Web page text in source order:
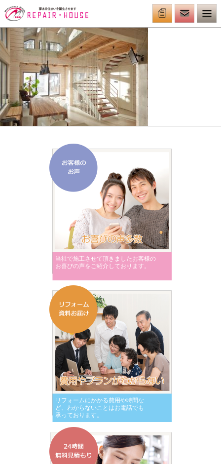
お知らせ一覧
採用情報
当社で施工させて頂きましたお客様の
お喜びの声をご紹介しております。
リフォームにかかる費用や時間な
ど、わからないことはお電話でも
承っております。